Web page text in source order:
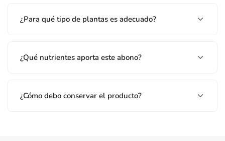
lejos de alimentos, bebidas y piensos. Mantener fuera del
¿Para qué tipo de plantas es adecuado?
¿Qué nutrientes aporta este abono?
¿Cómo debo conservar el producto?